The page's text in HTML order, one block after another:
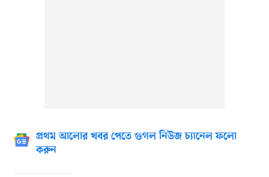
প্রথম আলোর খবর পেতে গুগল নিউজ চ্যানেল ফলো
করুন